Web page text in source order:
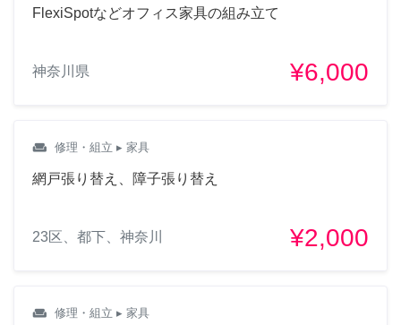
FlexiSpotなどオフィス家具の組み立て
神奈川県 ¥6,000
weekend 修理・組立 ▸ 家具
網戸張り替え、障子張り替え
23区、都下、神奈川 ¥2,000
weekend 修理・組立 ▸ 家具